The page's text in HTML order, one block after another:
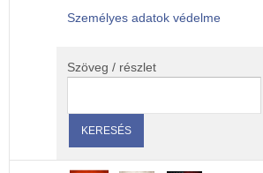
Személyes adatok védelme
Szöveg / részlet